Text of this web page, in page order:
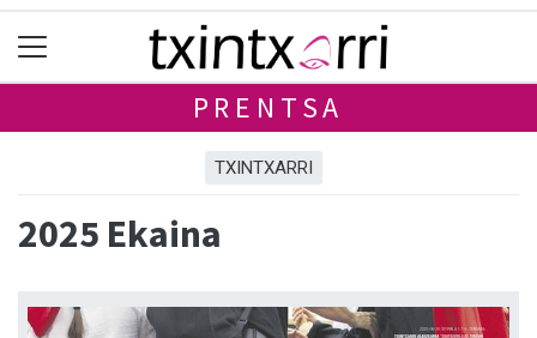
PRENTSA
TXINTXARRI
2025 Ekaina